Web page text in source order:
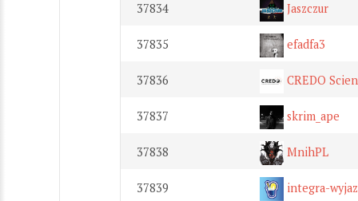
37834 Jaszczur
37835 efadfa3
37836 CREDO
37837 skrim_ape
37838 MnihPL
37839 integra-